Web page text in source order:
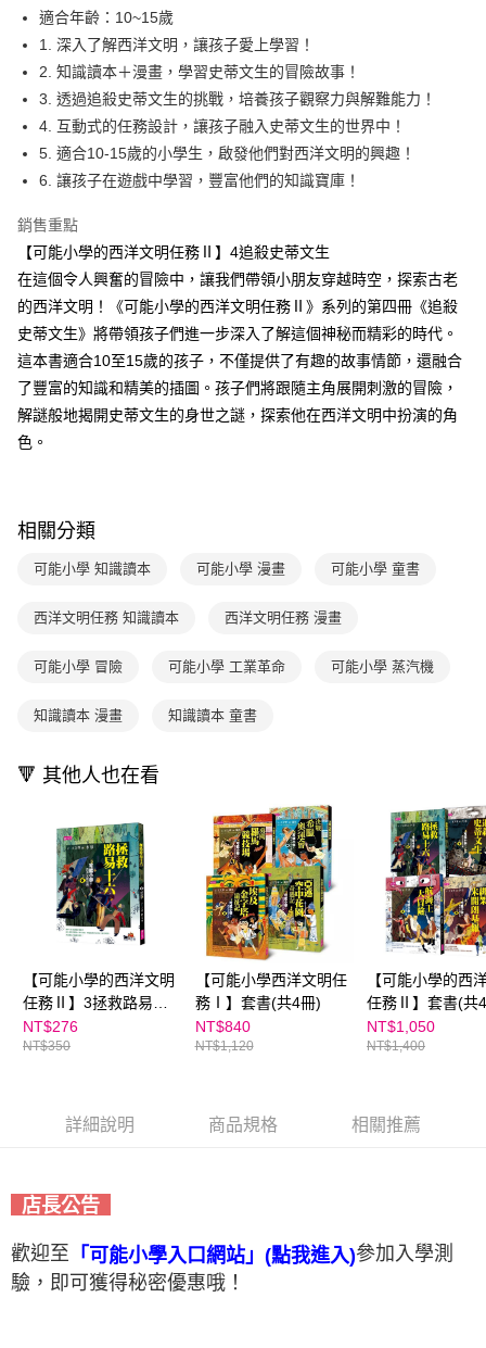
【大哥付你分期使用說明】
1.本服務由台灣大哥大提供，台灣大哥大用戶可立即使用無須另外申請。
2.付款方式選擇「大哥付你分期」，訂單成立後會自動跳轉到大哥付的交易
流程，驗證手機門號後，選擇欲分期的期數、繳款截止日，確認付款後即完
3.實際核准額度、可分期數及費用金額請依後續交易確認頁面所載為準。
4.訂單成立30分鐘內，如未前往確認交易或遇審核未通過，訂單將自動取
消。如遇「轉專審核」未通過狀況，表示未達大哥付你分期系統評分，恕無
法說明評估內容。
【繳款方式說明】
醒簡訊。
2.透過簡訊連結打開帳單後，可選擇「超商條碼／台灣大直營門市／銀行轉
帳／街口支付／iPASS MONEY」等通路繳費。
【注意事項】
用戶於交易時，得透過本服務購買商品或服務，並由商店將買賣／分期付款
買賣價金債權讓與本公司後，依約使用本公司帳單繳交帳款。
2.基於同意付款使用「大哥付你分期」之契約關係目的，商店將以您的個人
資料（包含姓名、電話或地址）提供予台灣大哥大進項蒐集、處理及利用，
由本公司與您本人進行分期帳單所需資料之確認、核對及更正。
3.完整用戶服務條款，請詳閱以下連結：
AFTEE先享後付
相關說明
【關於「AFTEE先享後付」】
AFTEE先享後付是「在收到商品之後才付款」的支付方式。 讓您購物簡單
便利好安心！
１．簡單：不需註冊會員、不需綁卡、不需儲值。
２．便利：只要手機號碼，簡訊認證，即可結帳。
３．安心：先確認商品／服務後，再付款。
１．於結帳方式選擇「AFTEE先享後付」後，將跳轉至「AFTEE先享後付」
結帳頁面，進行簡訊認證並確認金額後，即可完成結帳。
２．訂單成立數日內，您將收到繳費通知簡訊。
３．收到繳費通知簡訊後14天內，點擊此簡訊中的連結，可透過四大超商／
ATM／網路銀行／等多元方式進行付款，方視為交易完成。
※ 請注意：結帳手續完成當下不需立刻繳費，但若您需要取消訂單，請聯絡
購買商品的店家。未經商家同意取消之訂單仍視為有效，需透過AFTEE先享
後付繳納相關費用。
※ 交易是否成功請以「AFTEE先享後付 」之結帳頁面顯示為準，若有關於
是否繳費成功／繳費後需取消欲退款等相關疑問，請聯繫「AFTEE先享後付
權轉讓予恩沛科技股份有限公司。
https://aftee.tw/terms/#terms3
任。
時審查核予不同之上限額度；若仍有額度不足之情形，本公司將視審查結果
恩沛科技股份有限公司將有權停止該用戶之使用額度並採取法律行動。
ATM付款
運送方式
付款後全家取貨｜8/8-8/14運費優惠，結帳滿499即享免運。
付款後7-11取貨
每筆NT$70，滿NT$800(含以上)免運費
每筆NT$70，滿NT$800(含以上)免運費
離島宅配（澎湖、金門、馬祖、小琉球；不適用於郵局i郵箱）
每筆NT$200
適合年齡：10~15歲
1. 深入了解西洋文明，讓孩子愛上學習！
2. 知識讀本＋漫畫，學習史蒂文生的冒險故事！
3. 透過追殺史蒂文生的挑戰，培養孩子觀察力與解難能力！
4. 互動式的任務設計，讓孩子融入史蒂文生的世界中！
5. 適合10-15歲的小學生，啟發他們對西洋文明的興趣！
6. 讓孩子在遊戲中學習，豐富他們的知識寶庫！
銷售重點
【可能小學的西洋文明任務Ⅱ】4追殺史蒂文生
在這個令人興奮的冒險中，讓我們帶領小朋友穿越時空，探索古老
的西洋文明！《可能小學的西洋文明任務Ⅱ》系列的第四冊《追殺
史蒂文生》將帶領孩子們進一步深入了解這個神秘而精彩的時代。
這本書適合10至15歲的孩子，不僅提供了有趣的故事情節，還融合
了豐富的知識和精美的插圖。孩子們將跟隨主角展開刺激的冒險，
解謎般地揭開史蒂文生的身世之謎，探索他在西洋文明中扮演的角
色。
相關分類
可能小學 知識讀本 可能小學 漫畫 可能小學 童書
西洋文明任務 知識讀本 西洋文明任務 漫畫
可能小學 冒險 可能小學 工業革命 可能小學 蒸汽機
知識讀本 漫畫 知識讀本 童書
🔻 其他人也在看
【可能小學的西洋文明
任務Ⅱ】3拯救路易十
六
NT$276
NT$350
【可能小學西洋文明任
務Ⅰ】套書(共4冊)
NT$840
NT$1,120
【可能小學的西
任務Ⅱ】套書(共
NT$1,050
NT$1,400
詳細說明 商品規格 相關推薦
店長公告
歡迎至 「可能小學入口網站」(點我進入)參加入學測
驗，即可獲得秘密優惠哦！